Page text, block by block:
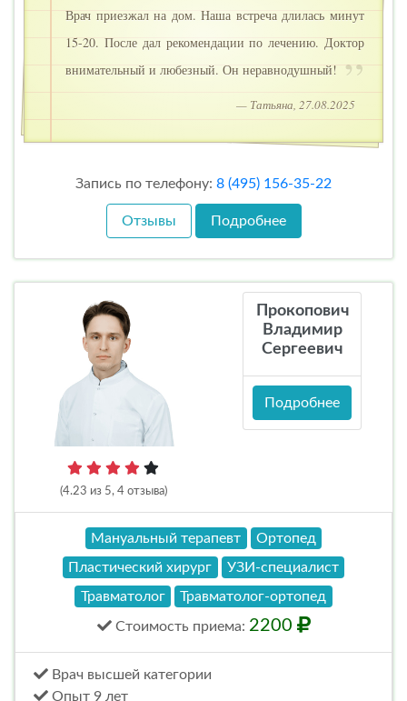
Врач приезжал на дом. Наша встреча длилась минут
15-20. После дал рекомендации по лечению. Доктор
внимательный и любезный. Он неравнодушный!
— Татьяна, 27.08.2025
Запись по телефону: 8 (495) 156-35-22
Отзывы Подробнее
(4.23 из 5, 4 отзыва)
Прокопович
Владимир
Сергеевич
Подробнее
Мануальный терапевт
Ортопед
Пластический хирург
УЗИ-специалист
Травматолог
Травматолог-ортопед
Стоимость приема: 2200
Врач высшей категории
Опыт 9 лет